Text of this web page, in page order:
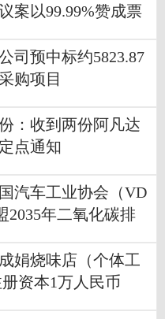
案以99.99%赞成票
司预中标约5823.87
购项目
：收到两份阿凡达
点通知
汽车工业协会（VD
2035年二氧化碳排
；德国汽车行业面
危机”
娟烧味店（个体工
资本1万人民币